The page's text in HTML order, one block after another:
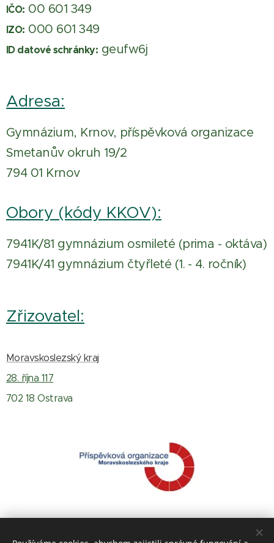
IČO: 00 601 349
IZO: 000 601 349
ID datové schránky: geufw6j
Adresa:
Gymnázium, Krnov, příspěvková organizace
Smetanův okruh 19/2
794 01 Krnov
Obory (kódy KKOV):
7941K/81 gymnázium osmileté (prima - oktáva)
7941K/41 gymnázium čtyřleté (1. - 4. ročník)
Zřizovatel:
Moravskoslezský kraj
28. října 117
702 18 Ostrava